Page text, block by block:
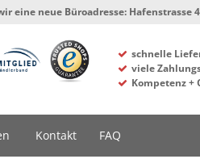
Büroadresse: Hafenstrasse 4,
schnelle
viele
Kompetenz +
Kontakt FAQ